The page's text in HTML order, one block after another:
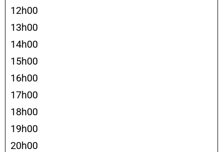
12h00
13h00
14h00
15h00
16h00
17h00
18h00
19h00
20h00